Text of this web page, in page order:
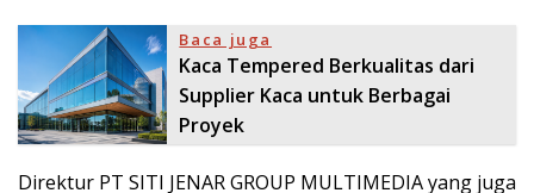
Baca juga
Kaca Tempered Berkualitas dari
Supplier Kaca untuk Berbagai
Proyek
Direktur PT SITI JENAR GROUP MULTIMEDIA yang juga